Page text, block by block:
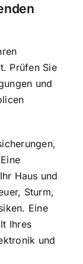
Prüfen Sie
und
Haus und
Sturm,
Eine
Ihres
und